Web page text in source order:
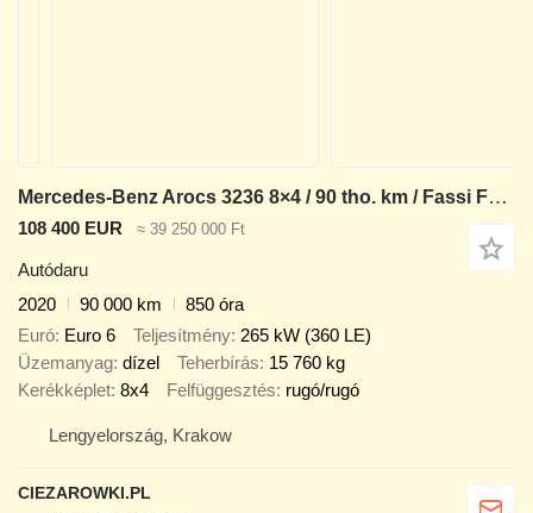
Mercedes-Benz Arocs 3236 8×4 / 90 tho. km / Fassi F155A.0.22 / remote control
108 400 EUR ≈ 39 250 000 Ft
Autódaru
2020
90 000 km
850 óra
Euró Euro 6 Teljesítmény 265 kW (360 LE)
Üzemanyag dízel Teherbírás 15 760 kg
Kerékképlet 8x4 Felfüggesztés rugó/rugó
Lengyelország, Krakow
CIEZAROWKI.PL